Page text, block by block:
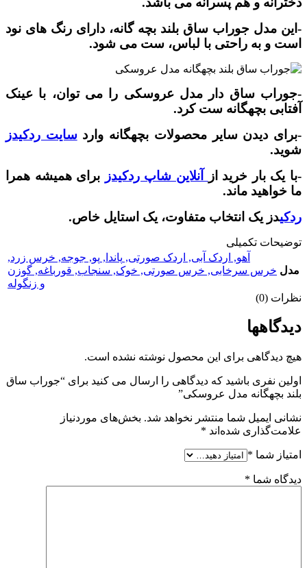
-این مدل جوراب ساق بلند بچه گانه، دارای رنگ های نود
است و به راحتی با لباس، ست می شود.
-جوراب ساق دار مدل عروسکی را می توان، با عینک
آفتابی بچهگانه ست کرد.
-برای دیدن سایر محصولات بچهگانه واردسایت ردکیدز
شوید.
-با یک بار خرید از
آنلاین شاپ ردکیدز برای همیشه همرا
ما خواهید ماند.
ردکیدز یک انتخاب متفاوت، یک استایل خاص.
توضیحات تکمیلی
مدل
آهو, اردک آبی, اردک صورتی, پاندا , پو, جوجه, خرس زرد,
خرس سرخابی, خرس صورتی, خوک, سنجاب, قورباغه, گوزن
و زنگوله
نظرات (0)
دیدگاهها
هیچ دیدگاهی برای این محصول نوشته نشده است.
اولین نفری باشید که دیدگاهی را ارسال می کنید برای “جوراب ساق
بلند بچهگانه مدل عروسکی”
نشانی ایمیل شما منتشر نخواهد شد. بخش‌های موردنیاز
علامت‌گذاری شده‌اند *
امتیاز شما *
دیدگاه شما *